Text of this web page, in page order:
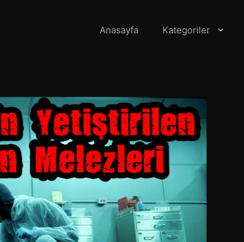
Anasayfa Kategoriler